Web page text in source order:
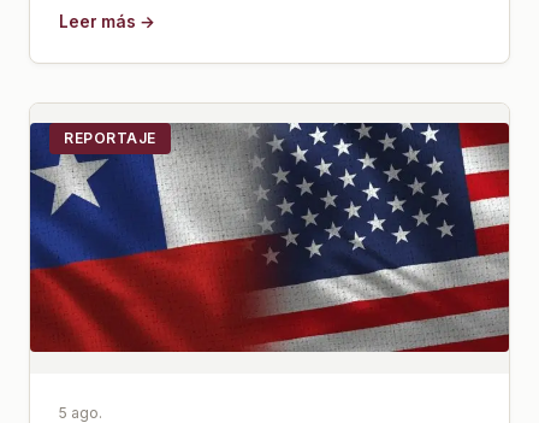
Leer más →
REPORTAJE
5 ago.